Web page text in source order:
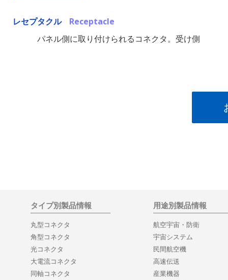
レセプタクル
Receptacle
パネル側に取り付けられるコネクタ。受け側
タイプ別製品情報
丸型コネクタ
角型コネクタ
光コネクタ
大電流コネクタ
同軸コネクタ
用途別製品情報
航空宇宙・防衛
宇宙システム
民間航空機
高速伝送
産業機器